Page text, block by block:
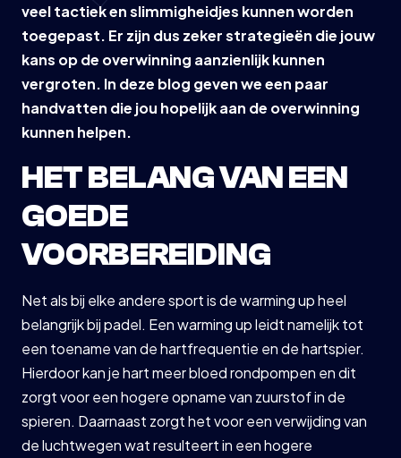
veel tactiek en slimmigheidjes kunnen worden
toegepast. Er zijn dus zeker strategieën die jouw
kans op de overwinning aanzienlijk kunnen
vergroten. In deze blog geven we een paar
handvatten die jou hopelijk aan de overwinning
kunnen helpen.
HET BELANG VAN EEN
GOEDE
VOORBEREIDING
Net als bij elke andere sport is de warming up heel
belangrijk bij padel. Een warming up leidt namelijk tot
een toename van de hartfrequentie en de hartspier.
Hierdoor kan je hart meer bloed rondpompen en dit
zorgt voor een hogere opname van zuurstof in de
spieren. Daarnaast zorgt het voor een verwijding van
de luchtwegen wat resulteert in een hogere